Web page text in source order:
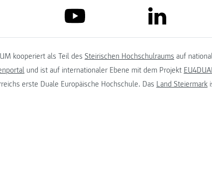
to facebook link to youtube link to linkedin
kooperiert als Teil des Steirischen Hochschulraums auf
und ist auf internationaler Ebene mit dem Projekt
erste Duale Europäische Hochschule. Das Land Steiermark